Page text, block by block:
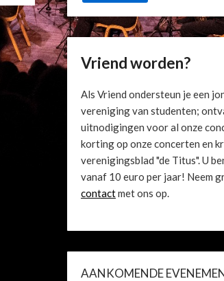
Vriend worden?
Als Vriend ondersteun je een
vereniging van studenten;
uitnodigingen voor al onze
korting op onze concerten en
verenigingsblad "de Titus". U
vanaf 10 euro per jaar! Neem
contactmet ons op.
AANKOMENDE